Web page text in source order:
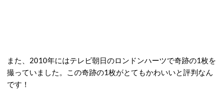
また、2010年にはテレビ朝日のロンドンハーツで奇跡の1枚を
撮っていました。この奇跡の1枚がとてもかわいいと評判なん
です！